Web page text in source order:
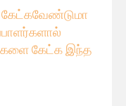
ண்டுமா
கேட்க இந்த